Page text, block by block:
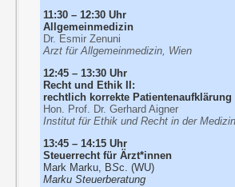
11:30 – 12:30 Uhr
Allgemeinmedizin
Dr. Esmir Zenuni
Arzt für Allgemeinmedizin, Wien
12:45 – 13:30 Uhr
Recht und Ethik II:
rechtlich korrekte Patientenaufklärung
Hon. Prof. Dr. Gerhard Aigner
Institut für Ethik und Recht in der
13:45 – 14:15 Uhr
Steuerrecht für Ärzt*innen
Mark Marku, BSc. (WU)
Marku Steuerberatung